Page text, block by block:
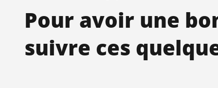
Pour avoir une
suivre ces